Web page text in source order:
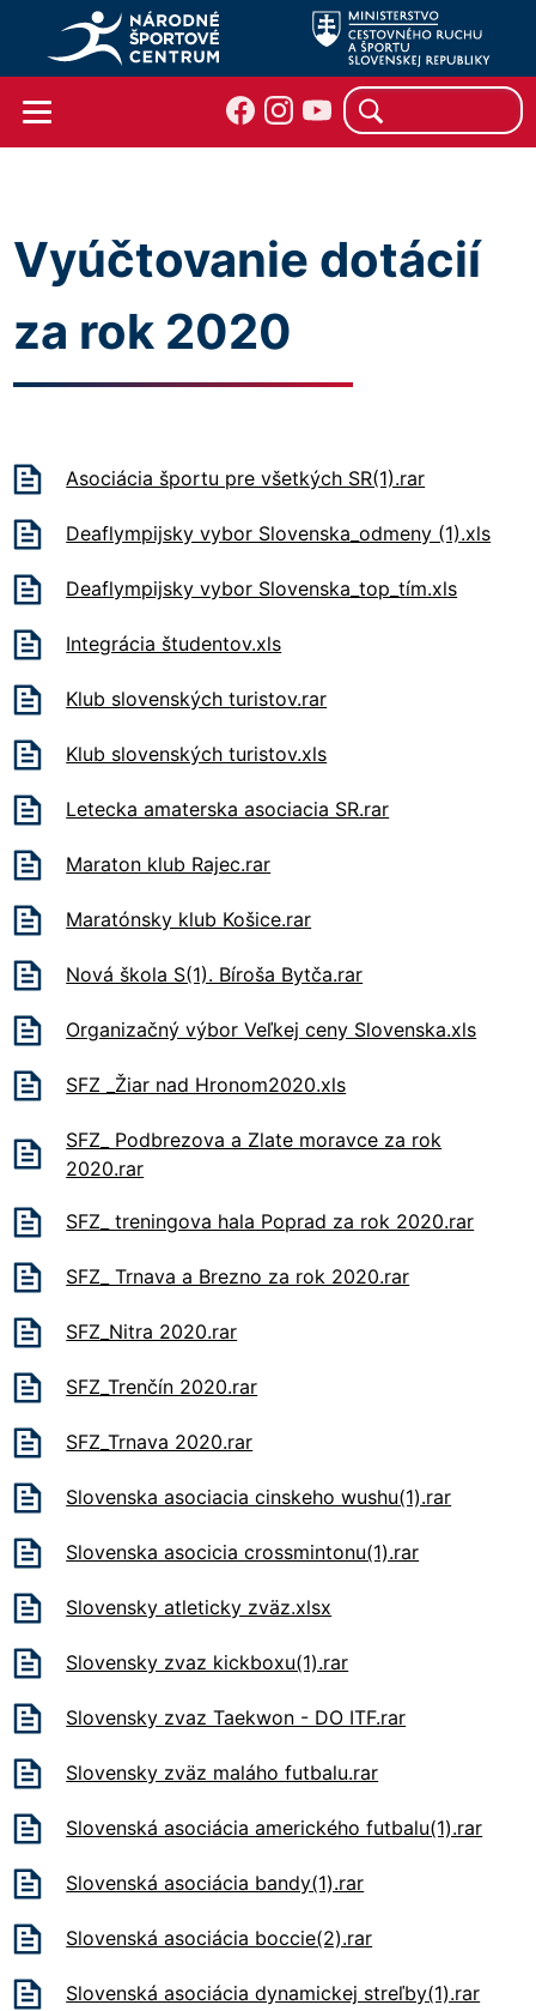
Vyúčtovanie dotácií
za rok 2020
Asociácia športu pre všetkých SR(1).rar
Deaflympijsky vybor Slovenska_odmeny (1).xls
Deaflympijsky vybor Slovenska_top_tím.xls
Integrácia študentov.xls
Klub slovenských turistov.rar
Klub slovenských turistov.xls
Letecka amaterska asociacia SR.rar
Maraton klub Rajec.rar
Maratónsky klub Košice.rar
Nová škola S(1). Bíroša Bytča.rar
Organizačný výbor Veľkej ceny Slovenska.xls
SFZ _Žiar nad Hronom2020.xls
SFZ_ Podbrezova a Zlate moravce za rok
2020.rar
SFZ_ treningova hala Poprad za rok 2020.rar
SFZ_ Trnava a Brezno za rok 2020.rar
SFZ_Nitra 2020.rar
SFZ_Trenčín 2020.rar
SFZ_Trnava 2020.rar
Slovenska asociacia cinskeho wushu(1).rar
Slovenska asocicia crossmintonu(1).rar
Slovensky atleticky zväz.xlsx
Slovensky zvaz kickboxu(1).rar
Slovensky zvaz Taekwon - DO ITF.rar
Slovensky zväz maláho futbalu.rar
Slovenská asociácia amerického futbalu(1).rar
Slovenská asociácia bandy(1).rar
Slovenská asociácia boccie(2).rar
Slovenská asociácia dynamickej streľby(1).rar